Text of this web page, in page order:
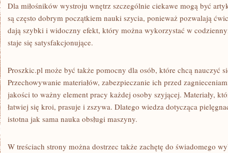
Dla miłośników wystroju wnętrz szczególnie ciekawe mogą być
są często dobrym początkiem nauki szycia, ponieważ pozwalają
dają szybki i widoczny efekt, który można wykorzystać w
staje się satysfakcjonujące.
Proszkic.pl może być także pomocny dla osób, które chcą nauczyć
Przechowywanie materiałów, zabezpieczanie ich przed
jakości to ważny element pracy każdej osoby szyjącej. Materiały,
łatwiej się kroi, prasuje i zszywa. Dlatego wiedza dotycząca
istotna jak sama nauka obsługi maszyny.
W treściach strony można dostrzec także zachętę do świadomego